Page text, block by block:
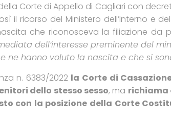
Corte di Appello di Cagliari con
il ricorso del Ministero dell’Interno e
che riconosceva la filiazione da
dell’interesse preminente del
ne hanno voluto la nascita e che si
n. 6383/2022 la Corte di
dello stesso sesso, ma richiama
con la posizione della Corte